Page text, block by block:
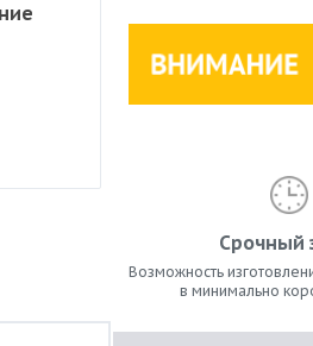
Срочный
Возможность
в минимально